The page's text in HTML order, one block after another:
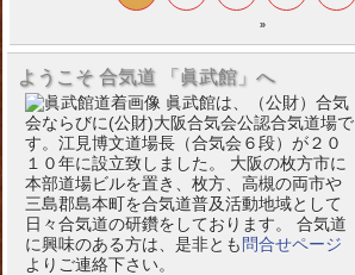
»
ようこそ 合気道 「眞武館」へ
眞武館は、（公財）合気
会ならびに(公財)大阪合気会公認合気道場で
す。江見博文道場長（合気会６段）が２０
１０年に設立致しました。 大阪の枚方市に
本部道場ビルを置き、枚方、高槻の両市や
三島郡島本町を合気道普及活動地域として
日々合気道の研鑽をしております。 合気道
に興味のある方は、是非とも 問合せページ
よりご連絡下さい。